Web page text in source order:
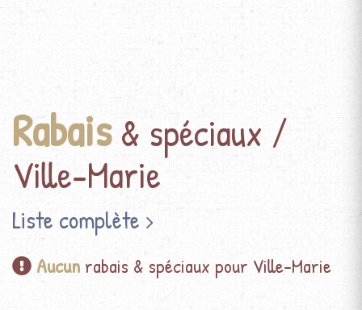
Rabais& spéciaux /
Ville-Marie
Liste complète
Aucun rabais & spéciaux pour Ville-Marie